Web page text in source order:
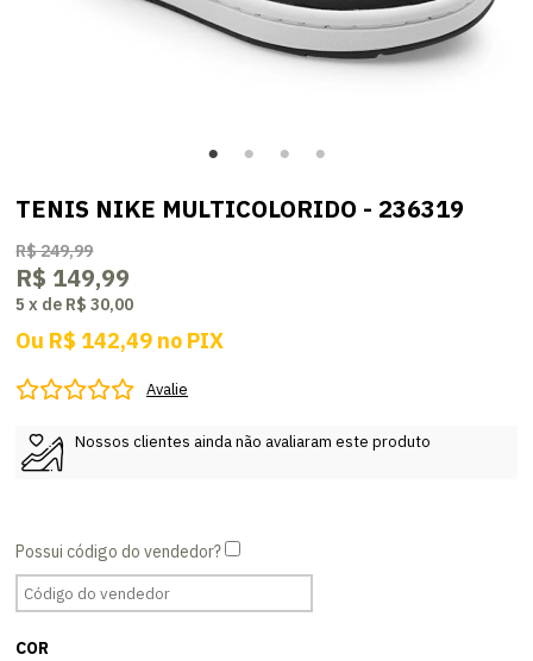
TENIS NIKE MULTICOLORIDO - 236319
R$ 249,99
R$ 149,99
5 x de R$ 30,00
Ou R$ 142,49 no PIX
Avalie
Nossos clientes ainda não avaliaram este produto
COR